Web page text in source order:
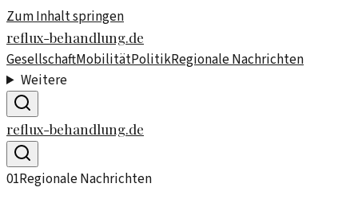
Zum Inhalt springen
reflux-behandlung.de
GesellschaftMobilitätPolitikRegionale Nachrichten
Weitere
reflux-behandlung.de
01Regionale Nachrichten